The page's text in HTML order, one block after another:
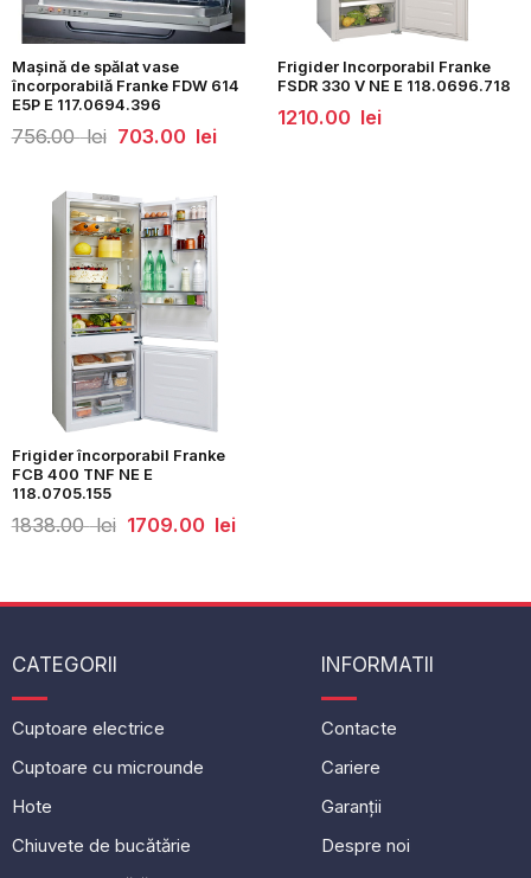
Mașină de spălat vase
încorporabilă Franke FDW 614
E5P E 117.0694.396
756.00lei Prețul
inițial
lei.
703.00 leiPrețul
curent
Frigider Incorporabil Franke
FSDR 330 V NE E 118.0696.718
1210.00 lei
Frigider încorporabil Franke
FCB 400 TNF NE E
118.0705.155
1838.00lei Prețul
inițial
1709.00 leiPrețul
curent
CATEGORII
Cuptoare electrice
Cuptoare cu microunde
Hote
Chiuvete de bucătărie
INFORMATII
Contacte
Cariere
Garanții
Despre noi